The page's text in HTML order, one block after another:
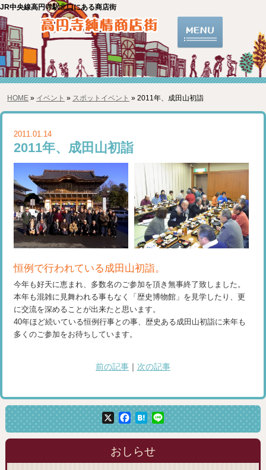
JR中央線高円寺駅北口にある商店街
HOME » イベント » スポットイベント » 2011年、成田山初詣
2011.01.14
2011年、成田山初詣
恒例で行われている成田山初詣。
今年も好天に恵まれ、多数名のご参加を頂き無事終了致しました。
本年も混雑に見舞われる事もなく「歴史博物館」を見学したり、更
に交流を深めることが出来たと思います。
40年ほど続いている恒例行事との事、歴史ある成田山初詣に来年も
多くのご参加をお待ちしています。
前の記事 ｜ 次の記事
X Facebook
Hatena
Line
おしらせ